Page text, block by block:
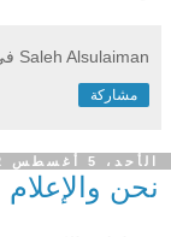
Saleh Alsulaiman
مشاركة
الأحد، 5 أغسطس 2012
نحن والإعلام